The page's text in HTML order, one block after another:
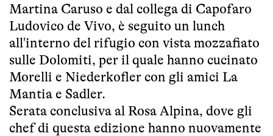
Martina Caruso e dal collega di Capofaro
Ludovico de Vivo, è seguito un lunch
all'interno del rifugio con vista mozzafiato
sulle Dolomiti, per il quale hanno cucinato
Morelli e Niederkofler con gli amici La
Mantia e Sadler.
Serata conclusiva al Rosa Alpina, dove gli
chef di questa edizione hanno nuovamente